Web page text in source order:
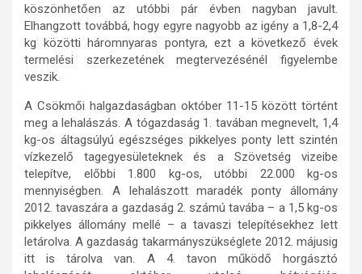
köszönhetően az utóbbi pár évben nagyban javult.
Elhangzott továbbá, hogy egyre nagyobb az igény a 1,8-2,4
kg közötti háromnyaras pontyra, ezt a következő évek
termelési szerkezetének megtervezésénél figyelembe
veszik.
A Csökmői halgazdaságban október 11-15 között történt
meg a lehalászás. A tógazdaság 1. tavában megnevelt, 1,4
kg-os áltagsúlyú egészséges pikkelyes ponty lett szintén
vízkezelő tagegyesületeknek és a Szövetség vizeibe
telepítve, előbbi 1.800 kg-os, utóbbi 22.000 kg-os
mennyiségben. A lehalászott maradék ponty állomány
2012. tavaszára a gazdaság 2. számú tavába – a 1,5 kg-os
pikkelyes állomány mellé – a tavaszi telepítésekhez lett
letárolva. A gazdaság takarmányszükséglete 2012. májusig
itt is tárolva van. A 4. tavon működő horgásztó